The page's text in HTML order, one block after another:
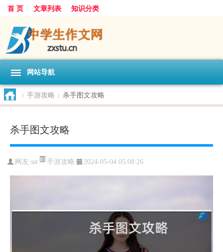
首 页 文章列表 知识分类
网站导航
> 手游攻略 > 杀手图文攻略
杀手图文攻略
网友:sst 手游攻略 2024-05-04 05:08:26